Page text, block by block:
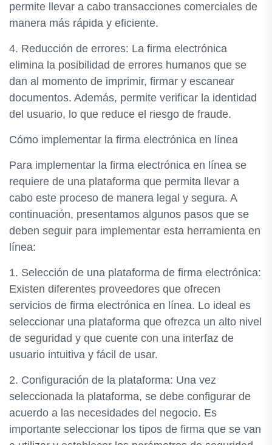
permite llevar a cabo transacciones comerciales de
manera más rápida y eficiente.
4. Reducción de errores: La firma electrónica
elimina la posibilidad de errores humanos que se
dan al momento de imprimir, firmar y escanear
documentos. Además, permite verificar la identidad
del usuario, lo que reduce el riesgo de fraude.
Cómo implementar la firma electrónica en línea
Para implementar la firma electrónica en línea se
requiere de una plataforma que permita llevar a
cabo este proceso de manera legal y segura. A
continuación, presentamos algunos pasos que se
deben seguir para implementar esta herramienta en
línea:
1. Selección de una plataforma de firma electrónica:
Existen diferentes proveedores que ofrecen
servicios de firma electrónica en línea. Lo ideal es
seleccionar una plataforma que ofrezca un alto nivel
de seguridad y que cuente con una interfaz de
usuario intuitiva y fácil de usar.
2. Configuración de la plataforma: Una vez
seleccionada la plataforma, se debe configurar de
acuerdo a las necesidades del negocio. Es
importante seleccionar los tipos de firma que se van